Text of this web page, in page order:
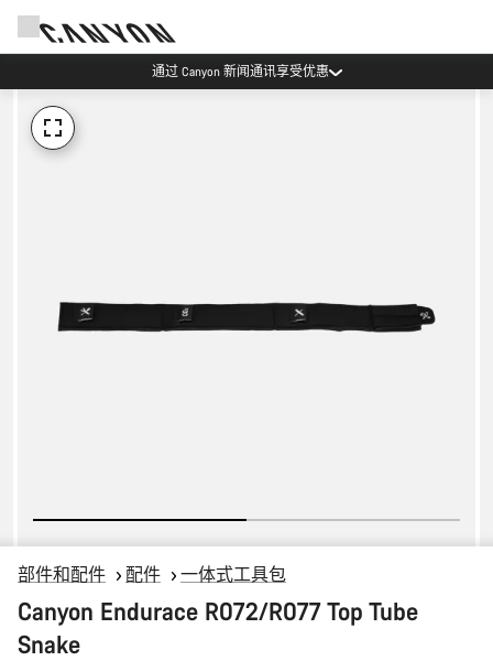
通过 Canyon 新闻通讯享受优惠
部件和配件 配件 一体式工具包
Canyon Endurace R072/R077 Top Tube
Snake